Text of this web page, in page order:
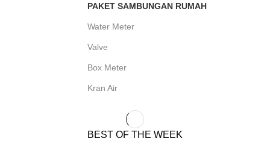
PAKET SAMBUNGAN RUMAH
Water Meter
Valve
Box Meter
Kran Air
BEST OF THE WEEK